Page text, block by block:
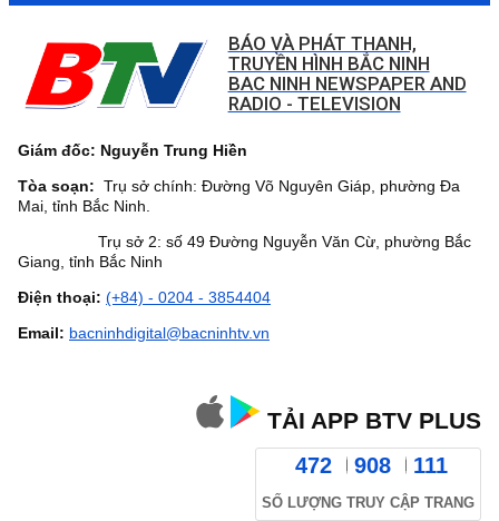
BÁO VÀ PHÁT THANH,
TRUYỀN HÌNH BẮC NINH
BAC NINH NEWSPAPER AND
RADIO - TELEVISION
Giám đốc: Nguyễn Trung Hiền
Tòa soạn: Trụ sở chính: Đường Võ Nguyên Giáp, phường Đa
Mai, tỉnh Bắc Ninh.
Trụ sở 2: số 49 Đường Nguyễn Văn Cừ, phường Bắc
Giang, tỉnh Bắc Ninh
Điện thoại: (+84) - 0204 - 3854404
Email: bacninhdigital@bacninhtv.vn
TẢI APP BTV PLUS
472 908 111
SỐ LƯỢNG TRUY CẬP TRANG